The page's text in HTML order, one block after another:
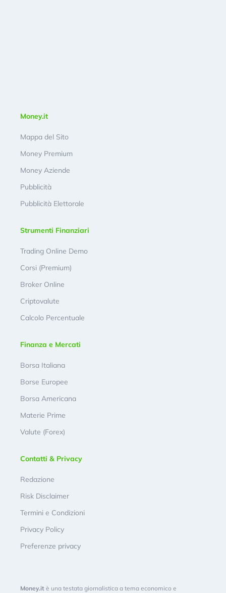
Money.it
Mappa del Sito
Money Premium
Money Aziende
Pubblicità
Pubblicità Elettorale
Strumenti Finanziari
Trading Online Demo
Corsi (Premium)
Broker Online
Criptovalute
Calcolo Percentuale
Finanza e Mercati
Borsa Italiana
Borse Europee
Borsa Americana
Materie Prime
Valute (Forex)
Contatti & Privacy
Redazione
Risk Disclaimer
Termini e Condizioni
Privacy Policy
Preferenze privacy
Money.it è una testata giornalistica a tema economico e